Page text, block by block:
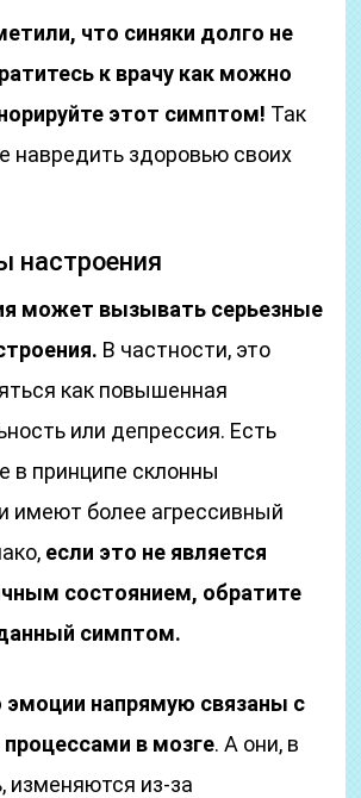
что синяки долго не
к врачу как можно
этот симптом! Так
навредить здоровью своих
настроения
может вызывать серьезные
В частности, это
как повышенная
или депрессия. Есть
в принципе склонны
имеют более агрессивный
если это не является
состоянием, обратите
симптом.
напрямую связаны с
в мозге. А они, в
изменяются из-за